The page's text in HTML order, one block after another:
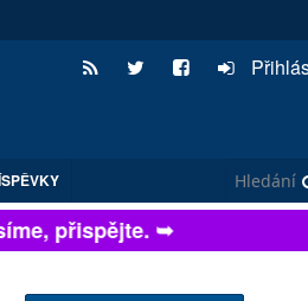
přispějte. ➥